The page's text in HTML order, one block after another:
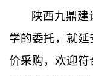
陕西九鼎建
学的委托，就
价采购，欢迎符